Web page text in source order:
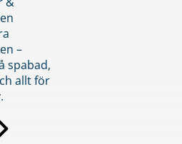
–
spabad,
allt för